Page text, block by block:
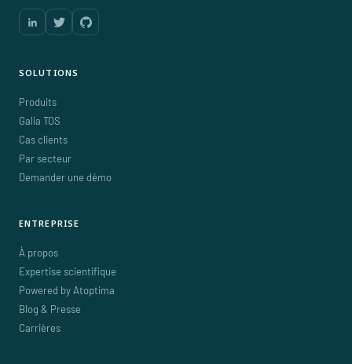
SOLUTIONS
Produits
Galia TOS
Cas clients
Par secteur
Demander une démo
ENTREPRISE
À propos
Expertise scientifique
Powered by Atoptima
Blog & Presse
Carrières